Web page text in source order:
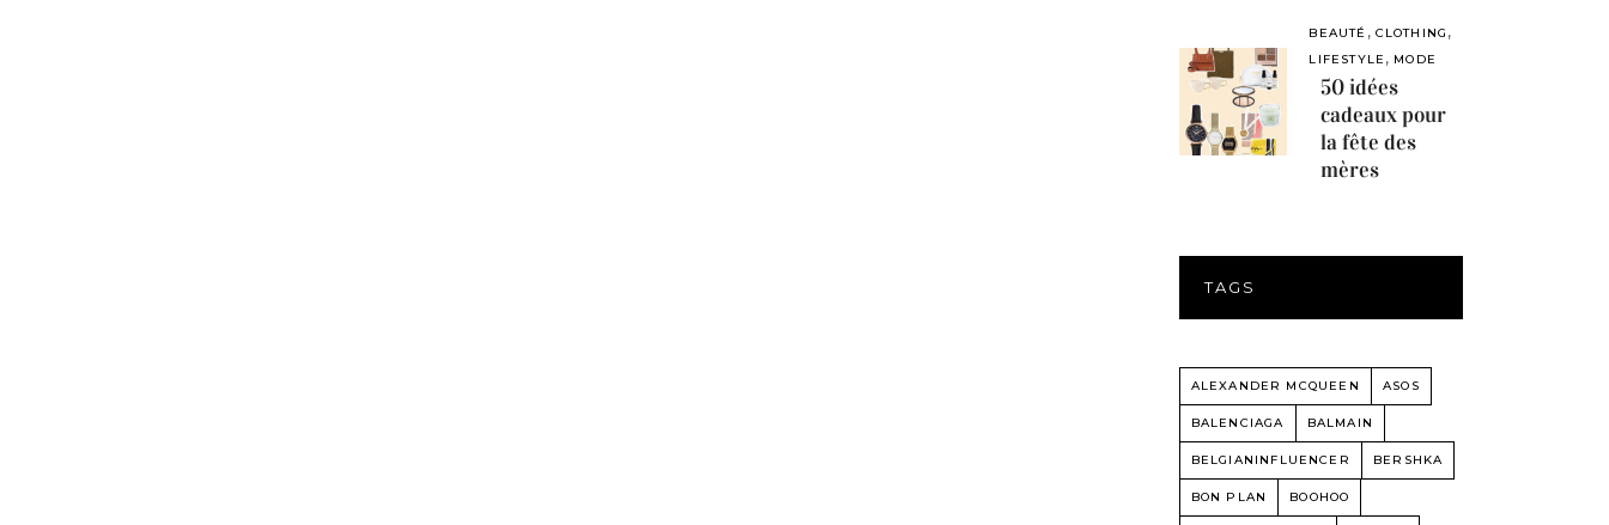
BEAUTÉ , CLOTHING ,
LIFESTYLE , MODE
50 idées
cadeaux pour
la fête des
mères
TAGS
ALEXANDER MCQUEEN ASOS
BALENCIAGA BALMAIN
BELGIANINFLUENCER BERSHKA
BON PLAN BOOHOO